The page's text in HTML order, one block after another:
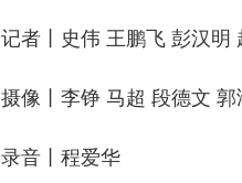
记者丨史伟 王鹏飞 彭汉明
摄像丨李铮 马超 段德文
录音丨程爱华